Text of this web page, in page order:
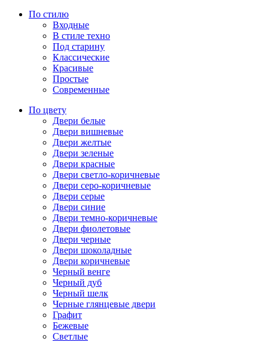
По стилю
Входные
В стиле техно
Под старину
Классические
Красивые
Простые
Современные
По цвету
Двери белые
Двери вишневые
Двери желтые
Двери зеленые
Двери красные
Двери светло-коричневые
Двери серо-коричневые
Двери серые
Двери синие
Двери темно-коричневые
Двери фиолетовые
Двери черные
Двери шоколадные
Двери коричневые
Черный венге
Черный дуб
Черный шелк
Черные глянцевые двери
Графит
Бежевые
Светлые